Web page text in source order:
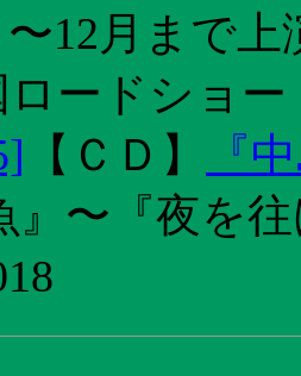
〜12月まで
ードショー
【 ＣＤ 】
『
』〜『夜を